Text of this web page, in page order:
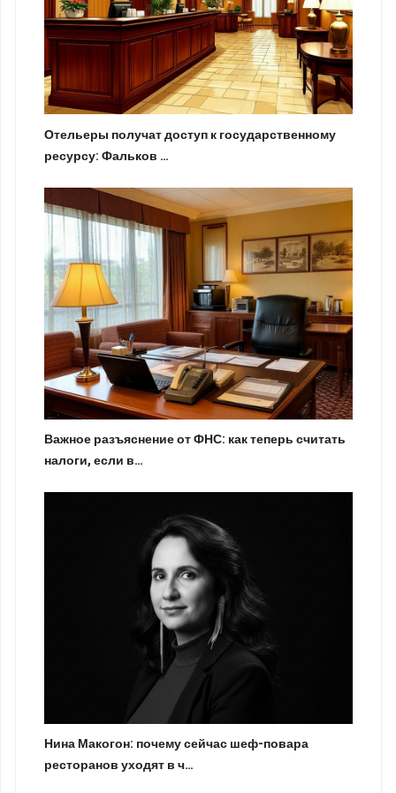
Отельеры получат доступ к государственному
ресурсу: Фальков …
Важное разъяснение от ФНС: как теперь считать
налоги, если в…
Нина Макогон: почему сейчас шеф-повара
ресторанов уходят в ч…